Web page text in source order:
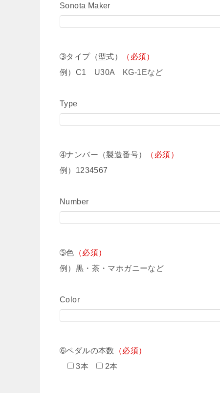
Sonota Maker
➂タイプ（型式）
（必須）
例）C1 U30A KG-1Eなど
Type
➃ナンバー（製造番号）
（必須）
例）1234567
Number
➄色 （必須）
例）黒・茶・マホガニーなど
Color
➅ペダルの本数
（必須）
3本
2本